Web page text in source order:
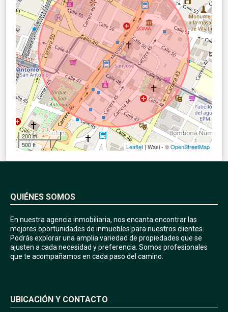
200 m
500 ft
Leaflet| Wasi - ©OpenStreetMap
QUIÉNES SOMOS
En nuestra agencia inmobiliaria, nos encanta encontrar las
mejores oportunidades de inmuebles para nuestros clientes.
Podrás explorar una amplia variedad de propiedades que se
ajusten a cada necesidad y preferencia. Somos profesionales
que te acompañamos en cada paso del camino.
UBICACIÓN Y CONTACTO